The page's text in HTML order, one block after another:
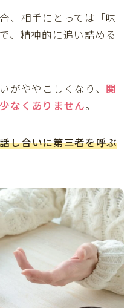
、相手にとっては「味
、精神的に追い詰める
がややこしくなり、 関
なくありません。
し合いに第三者を呼ぶ